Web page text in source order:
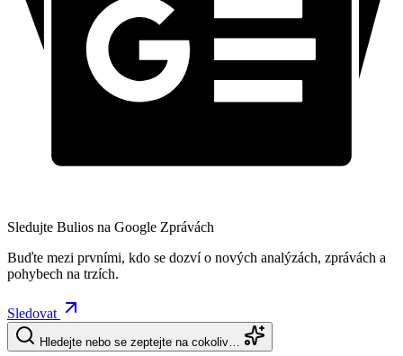
Sledujte Bulios na Google Zprávách
Buďte mezi prvními, kdo se dozví o nových analýzách, zprávách a
pohybech na trzích.
Sledovat
Hledejte nebo se zeptejte na cokoliv…